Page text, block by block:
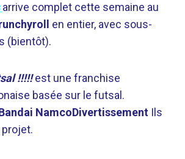
arrive complet cette semaine au
en entier, avec sous-
(bientôt).
!!!!!est une franchise
basée sur le futsal.
NamcoDivertissement Ils